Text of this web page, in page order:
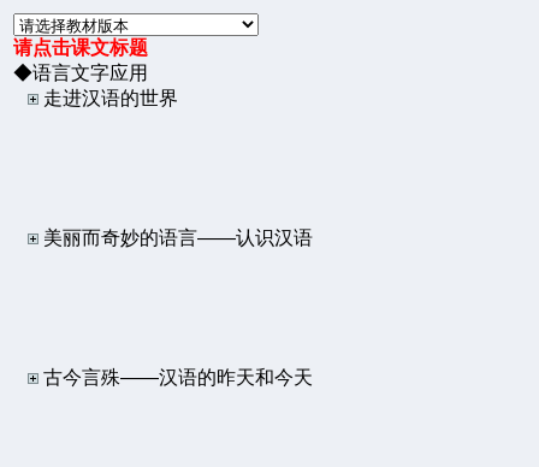
请点击课文标题
◆语言文字应用
走进汉语的世界
美丽而奇妙的语言——认识汉语
古今言殊——汉语的昨天和今天